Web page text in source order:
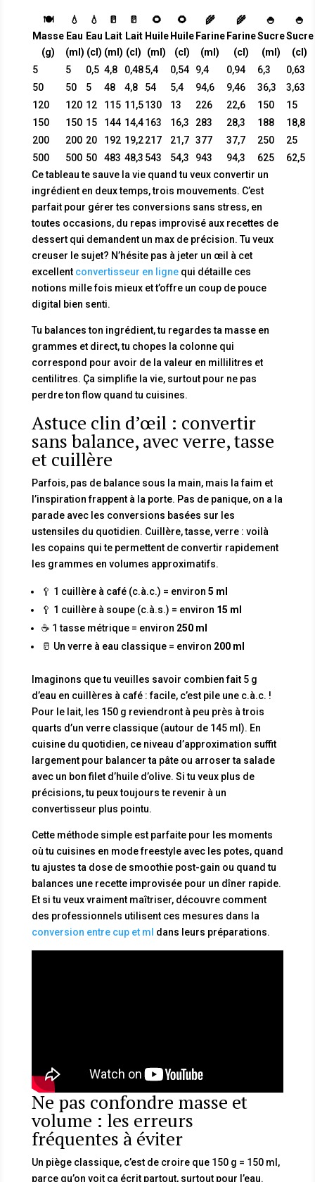
🍽
Masse
(g)
💧
Eau
(ml)
💧
Eau
(cl)
🥛
Lait
(ml)
🥛
Lait
(cl)
🌻
Huile
(ml)
🌻
Huile
(cl)
🌾
Farine
(ml)
🌾
Farine
(cl)
🍚
Sucre
(ml)
🍚
Sucre
(cl)
5
5 0,5 4,8 0,48 5,4 0,54 9,4 0,94 6,3
0,63
50
50 5 48 4,8 54 5,4 94,6 9,46 36,3
3,63
120
120 12 115 11,5 130 13 226 22,6 150
15
150
150 15 144 14,4 163 16,3 283 28,3 188
18,8
200
200 20 192 19,2 217 21,7 377 37,7 250
25
500
500 50 483 48,3 543 54,3 943 94,3 625
62,5
Ce tableau te sauve la vie quand tu veux convertir un
ingrédient en deux temps, trois mouvements. C’est
parfait pour gérer tes conversions sans stress, en
toutes occasions, du repas improvisé aux recettes de
dessert qui demandent un max de précision. Tu veux
creuser le sujet? N’hésite pas à jeter un œil à cet
excellent convertisseur en lignequi détaille ces
notions mille fois mieux et t’offre un coup de pouce
digital bien senti.
Tu balances ton ingrédient, tu regardes ta masse en
grammes et direct, tu chopes la colonne qui
correspond pour avoir de la valeur en millilitres et
centilitres. Ça simplifie la vie, surtout pour ne pas
perdre ton flow quand tu cuisines.
Astuce clin d’œil : convertir
sans balance, avec verre, tasse
et cuillère
Parfois, pas de balance sous la main, mais la faim et
l’inspiration frappent à la porte. Pas de panique, on a la
parade avec les conversions basées sur les
ustensiles du quotidien. Cuillère, tasse, verre : voilà
les copains qui te permettent de convertir rapidement
les grammes en volumes approximatifs.
🥄 1 cuillère à café (c.à.c.) = environ 5 ml
🥄 1 cuillère à soupe (c.à.s.) = environ 15 ml
☕ 1 tasse métrique = environ 250 ml
🥛 Un verre à eau classique = environ 200 ml
Imaginons que tu veuilles savoir combien fait 5 g
d’eau en cuillères à café : facile, c’est pile une c.à.c. !
Pour le lait, les 150 g reviendront à peu près à trois
quarts d’un verre classique (autour de 145 ml). En
cuisine du quotidien, ce niveau d’approximation suffit
largement pour balancer ta pâte ou arroser ta salade
avec un bon filet d’huile d’olive. Si tu veux plus de
précisions, tu peux toujours te revenir à un
convertisseur plus pointu.
Cette méthode simple est parfaite pour les moments
où tu cuisines en mode freestyle avec les potes, quand
tu ajustes ta dose de smoothie post-gain ou quand tu
balances une recette improvisée pour un dîner rapide.
Et si tu veux vraiment maîtriser, découvre comment
des professionnels utilisent ces mesures dans la
conversion entre cup et ml dans leurs préparations.
Ne pas confondre masse et
volume : les erreurs
fréquentes à éviter
Un piège classique, c’est de croire que 150 g = 150 ml,
parce qu’on voit ça écrit partout, surtout pour l’eau.